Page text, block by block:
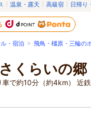
温泉・露天 高級宿 日帰り
・宿泊 > 飛鳥・橿原・三輪の
くらいの郷
で約10分（約4km） 近